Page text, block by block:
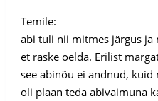
Temile:
abi tuli nii mitmes järgus
et raske öelda. Erilist
see abinõu ei andnud,
oli plaan teda abivaimuna